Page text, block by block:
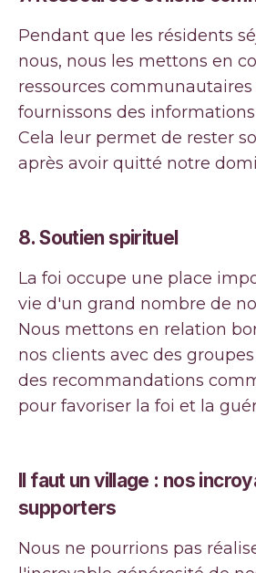
Pendant que les résidents
nous, nous les mettons en
ressources
fournissons des
Cela leur permet de rester
après avoir quitté notre
8.Soutien spirituel
La foi occupe une place
vie d'un grand nombre de
Nous mettons en relation
nos clients avec des
des recommandations
pour favoriser la foi et la
Il faut un village : nos
supporters
Nous ne pourrions pas